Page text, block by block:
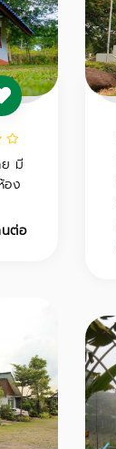
มี
อง
นต่อ